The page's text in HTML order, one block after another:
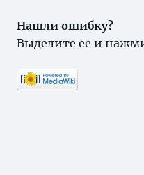
Нашли ошибку?
Выделите ее и